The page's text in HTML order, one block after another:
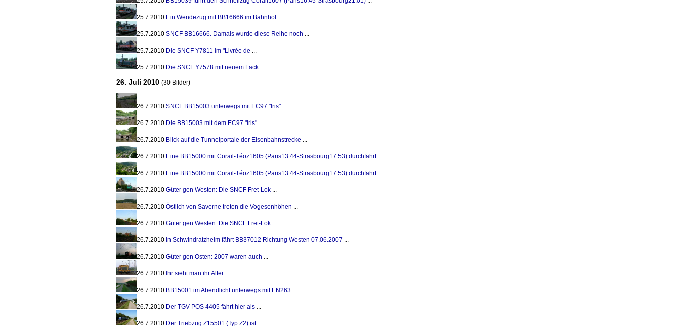
25.7.2010 Ein Wendezug mit BB16666 im Bahnhof...
25.7.2010 SNCF BB16666. Damals wurde diese Reihe noch ...
25.7.2010 Die SNCF Y7811 im "Livrée de ...
25.7.2010 Die SNCF Y7578 mit neuem Lack ...
26. Juli 2010 (30 Bilder)
26.7.2010 SNCF BB15003 unterwegs mit EC97 "Iris" ...
26.7.2010 Die BB15003 mit dem EC97 "Iris" ...
26.7.2010 Blick auf die Tunnelportale der Eisenbahnstrecke ...
26.7.2010 Eine BB15000 mit Corail-Téoz1605 (Paris13:44-Strasbourg17:53) durchfährt...
26.7.2010 Eine BB15000 mit Corail-Téoz1605 (Paris13:44-Strasbourg17:53) durchfährt...
26.7.2010 Güter gen Westen: Die SNCF Fret-Lok ...
26.7.2010 Östlich von Saverne treten die Vogesenhöhen ...
26.7.2010 Güter gen Westen: Die SNCF Fret-Lok ...
26.7.2010 In Schwindratzheim fährt BB37012 Richtung Westen 07.06.2007 ...
26.7.2010 Güter gen Osten: 2007 waren auch ...
26.7.2010 Ihr sieht man ihr Alter ...
26.7.2010 BB15001 im Abendlicht unterwegs mit EN263 ...
26.7.2010 Der TGV-POS 4405 fährt hier als ...
26.7.2010 Der Triebzug Z15501 (Typ Z2) ist...